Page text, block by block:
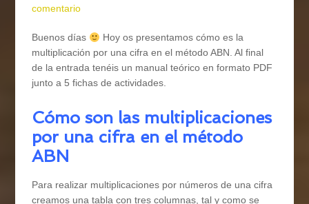
comentario
Buenos días
Hoy os presentamos cómo es la
multiplicación por una cifra en el método ABN. Al final
de la entrada tenéis un manual teórico en formato PDF
junto a 5 fichas de actividades.
Cómo son las multiplicaciones
por una cifra en el método
ABN
Para realizar multiplicaciones por números de una cifra
creamos una tabla con tres columnas, tal y como se